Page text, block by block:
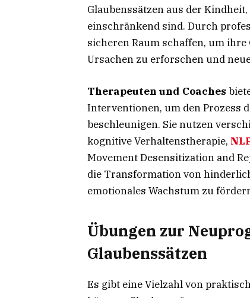
Glaubenssätzen aus der
einschränkend sind. Durch
sicheren Raum schaffen, um ihre
Ursachen zu erforschen und
Therapeuten und Coaches
Interventionen, um den Prozess
beschleunigen. Sie nutzen
kognitive Verhaltenstherapie,
Movement Desensitization and
die Transformation von
emotionales Wachstum zu
Übungen zur
Glaubenssätzen
Es gibt eine Vielzahl von